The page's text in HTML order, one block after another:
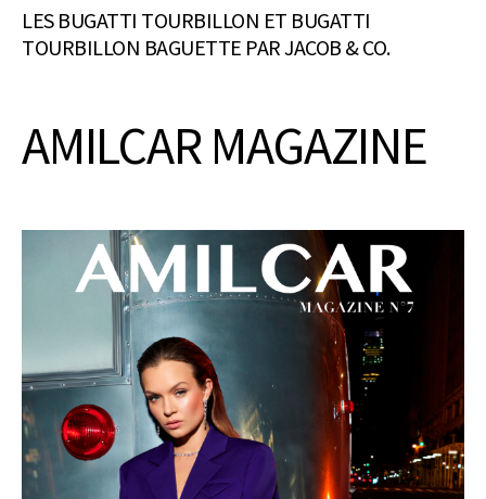
LES BUGATTI TOURBILLON ET BUGATTI
TOURBILLON BAGUETTE PAR JACOB & CO.
AMILCAR MAGAZINE